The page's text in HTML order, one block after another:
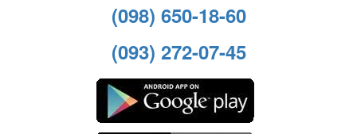
(098) 650-18-60
(093) 272-07-45